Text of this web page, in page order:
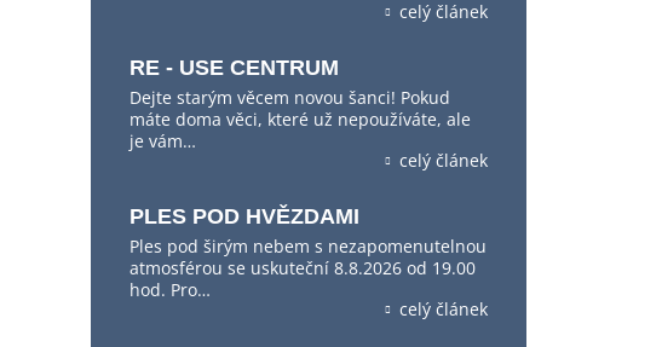
celý článek
RE - USE CENTRUM
Dejte starým věcem novou šanci! Pokud
máte doma věci, které už nepoužíváte, ale
je vám…
celý článek
PLES POD HVĚZDAMI
Ples pod širým nebem s nezapomenutelnou
atmosférou se uskuteční 8.8.2026 od 19.00
hod. Pro…
celý článek